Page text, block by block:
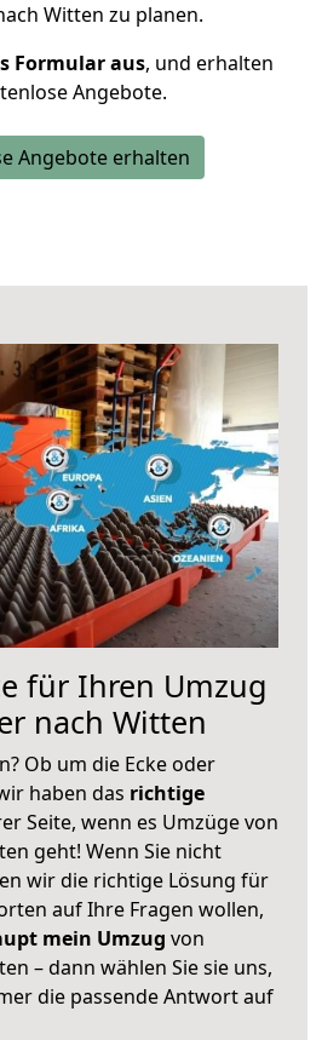
Witten zu planen.
Formular aus, und erhalten
Angebote.
Angebote erhalten
für Ihren Umzug
nach Witten
Ob um die Ecke oder
haben das richtige
Seite, wenn es Umzüge von
geht! Wenn Sie nicht
wir die richtige Lösung für
auf Ihre Fragen wollen,
mein Umzug von
– dann wählen Sie sie uns,
die passende Antwort auf